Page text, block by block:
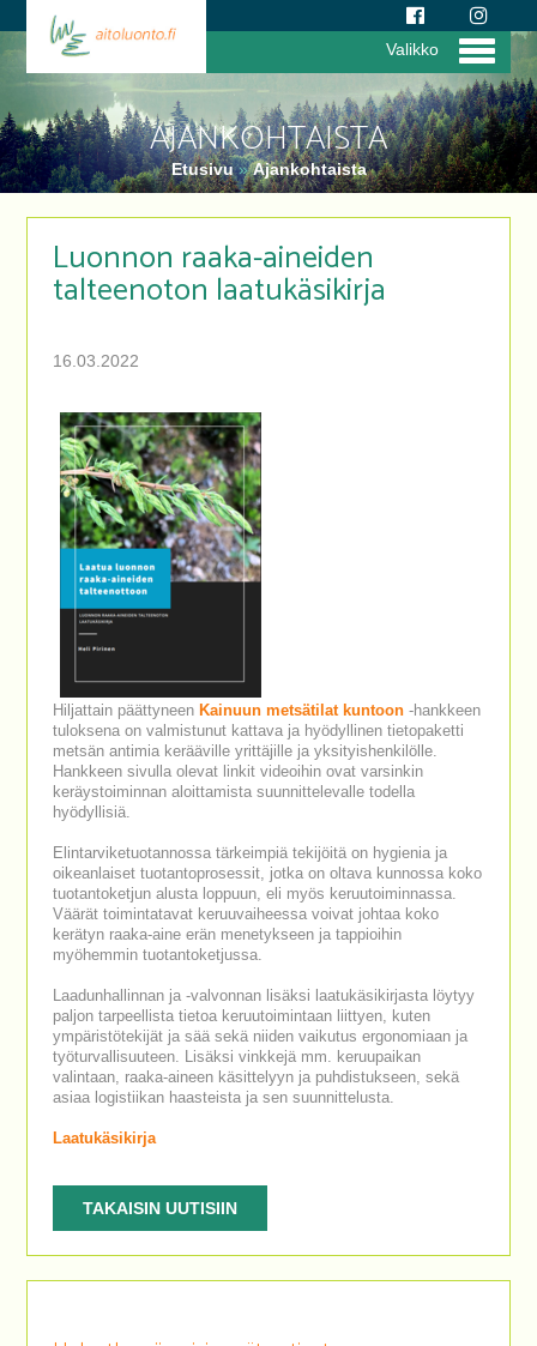
AJANKOHTAISTA
Etusivu»Ajankohtaista
Valikko
Luonnon raaka-aineiden
talteenoton laatukäsikirja
16.03.2022
Hiljattain päättyneen Kainuun metsätilat kuntoon-hankkeen
tuloksena on valmistunut kattava ja hyödyllinen tietopaketti
metsän antimia kerääville yrittäjille ja yksityishenkilölle.
Hankkeen sivulla olevat linkit videoihin ovat varsinkin
keräystoiminnan aloittamista suunnittelevalle todella
hyödyllisiä.
Elintarviketuotannossa tärkeimpiä tekijöitä on hygienia ja
oikeanlaiset tuotantoprosessit, jotka on oltava kunnossa koko
tuotantoketjun alusta loppuun, eli myös keruutoiminnassa.
Väärät toimintatavat keruuvaiheessa voivat johtaa koko
kerätyn raaka-aine erän menetykseen ja tappioihin
myöhemmin tuotantoketjussa.
Laadunhallinnan ja -valvonnan lisäksi laatukäsikirjasta löytyy
paljon tarpeellista tietoa keruutoimintaan liittyen, kuten
ympäristötekijät ja sää sekä niiden vaikutus ergonomiaan ja
työturvallisuuteen. Lisäksi vinkkejä mm. keruupaikan
valintaan, raaka-aineen käsittelyyn ja puhdistukseen, sekä
asiaa logistiikan haasteista ja sen suunnittelusta.
Laatukäsikirja
TAKAISIN UUTISIIN